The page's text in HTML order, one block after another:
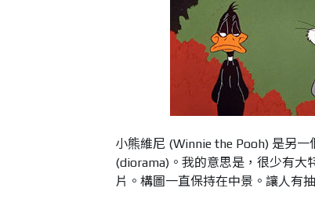
小熊維尼 (Winnie the Pooh) 是另
(diorama)。我的意思是，很少有大
片。構圖一直保持在中景。讓人有